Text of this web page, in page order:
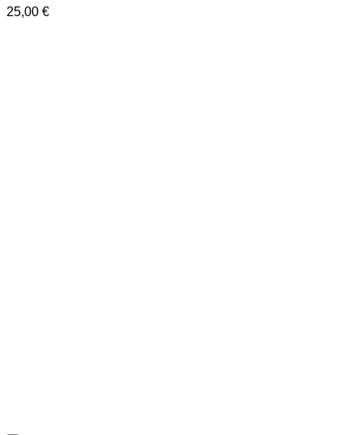
25,00 €